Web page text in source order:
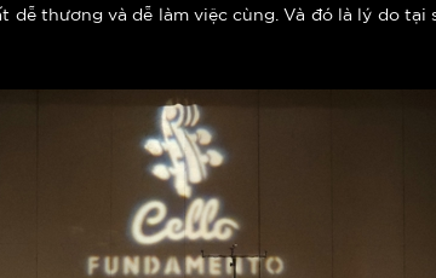
dễ thương và dễ làm việc cùng. Và đó là lý do